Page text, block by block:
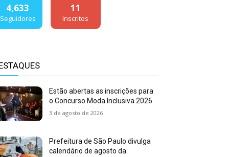
4,633
Seguidores
11
Inscritos
Estão abertas as inscrições para
o Concurso Moda Inclusiva 2026
3 de agosto de 2026
Prefeitura de São Paulo divulga
calendário de agosto da